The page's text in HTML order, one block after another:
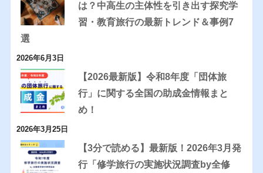
は？中高生の主体性を引き出す探究学
習・教育旅行の最新トレンド＆事例7
選
2026年6月3日
【2026最新版】令和8年度「団体旅
行」に関する全国の助成金情報まと
め！
2026年3月25日
【3分で読める】最新版！2026年3月発
行「修学旅行の実施状況調査by全修